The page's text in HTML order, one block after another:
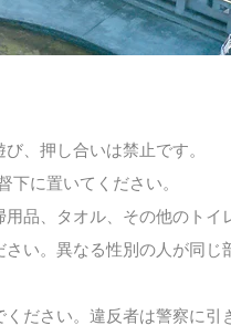
、押し合いは禁止です。
に置いてください。
品、タオル、その他のトイ
い。異なる性別の人が同じ
ださい。違反者は警察に引